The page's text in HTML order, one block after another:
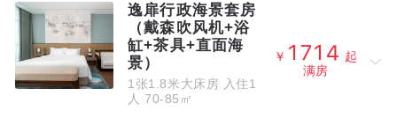
逸扉行政海景套房
（戴森吹风机+浴
缸+茶具+直面海
景）
1张1.8米大床房 入住1
人
70-85㎡
￥     起
满房